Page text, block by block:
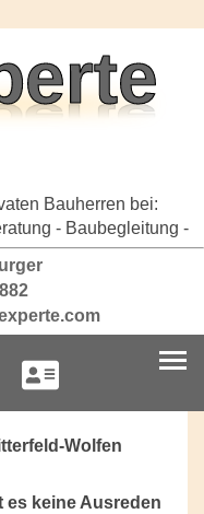
Bauherren bei:
- Baubegleitung -
Wolfen
es keine Ausreden